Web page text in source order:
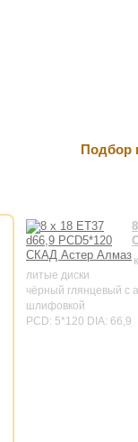
Подбор
литые диски
чёрный глянцевый с
шлифовкой
PCD: 5*120 DIA: 66,9